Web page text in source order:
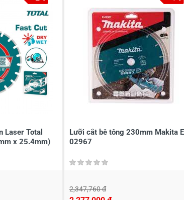
Laser Total
x 25.4mm)
Lưỡi cắt bê tông 230mm Makita
02967
2,347,760 đ